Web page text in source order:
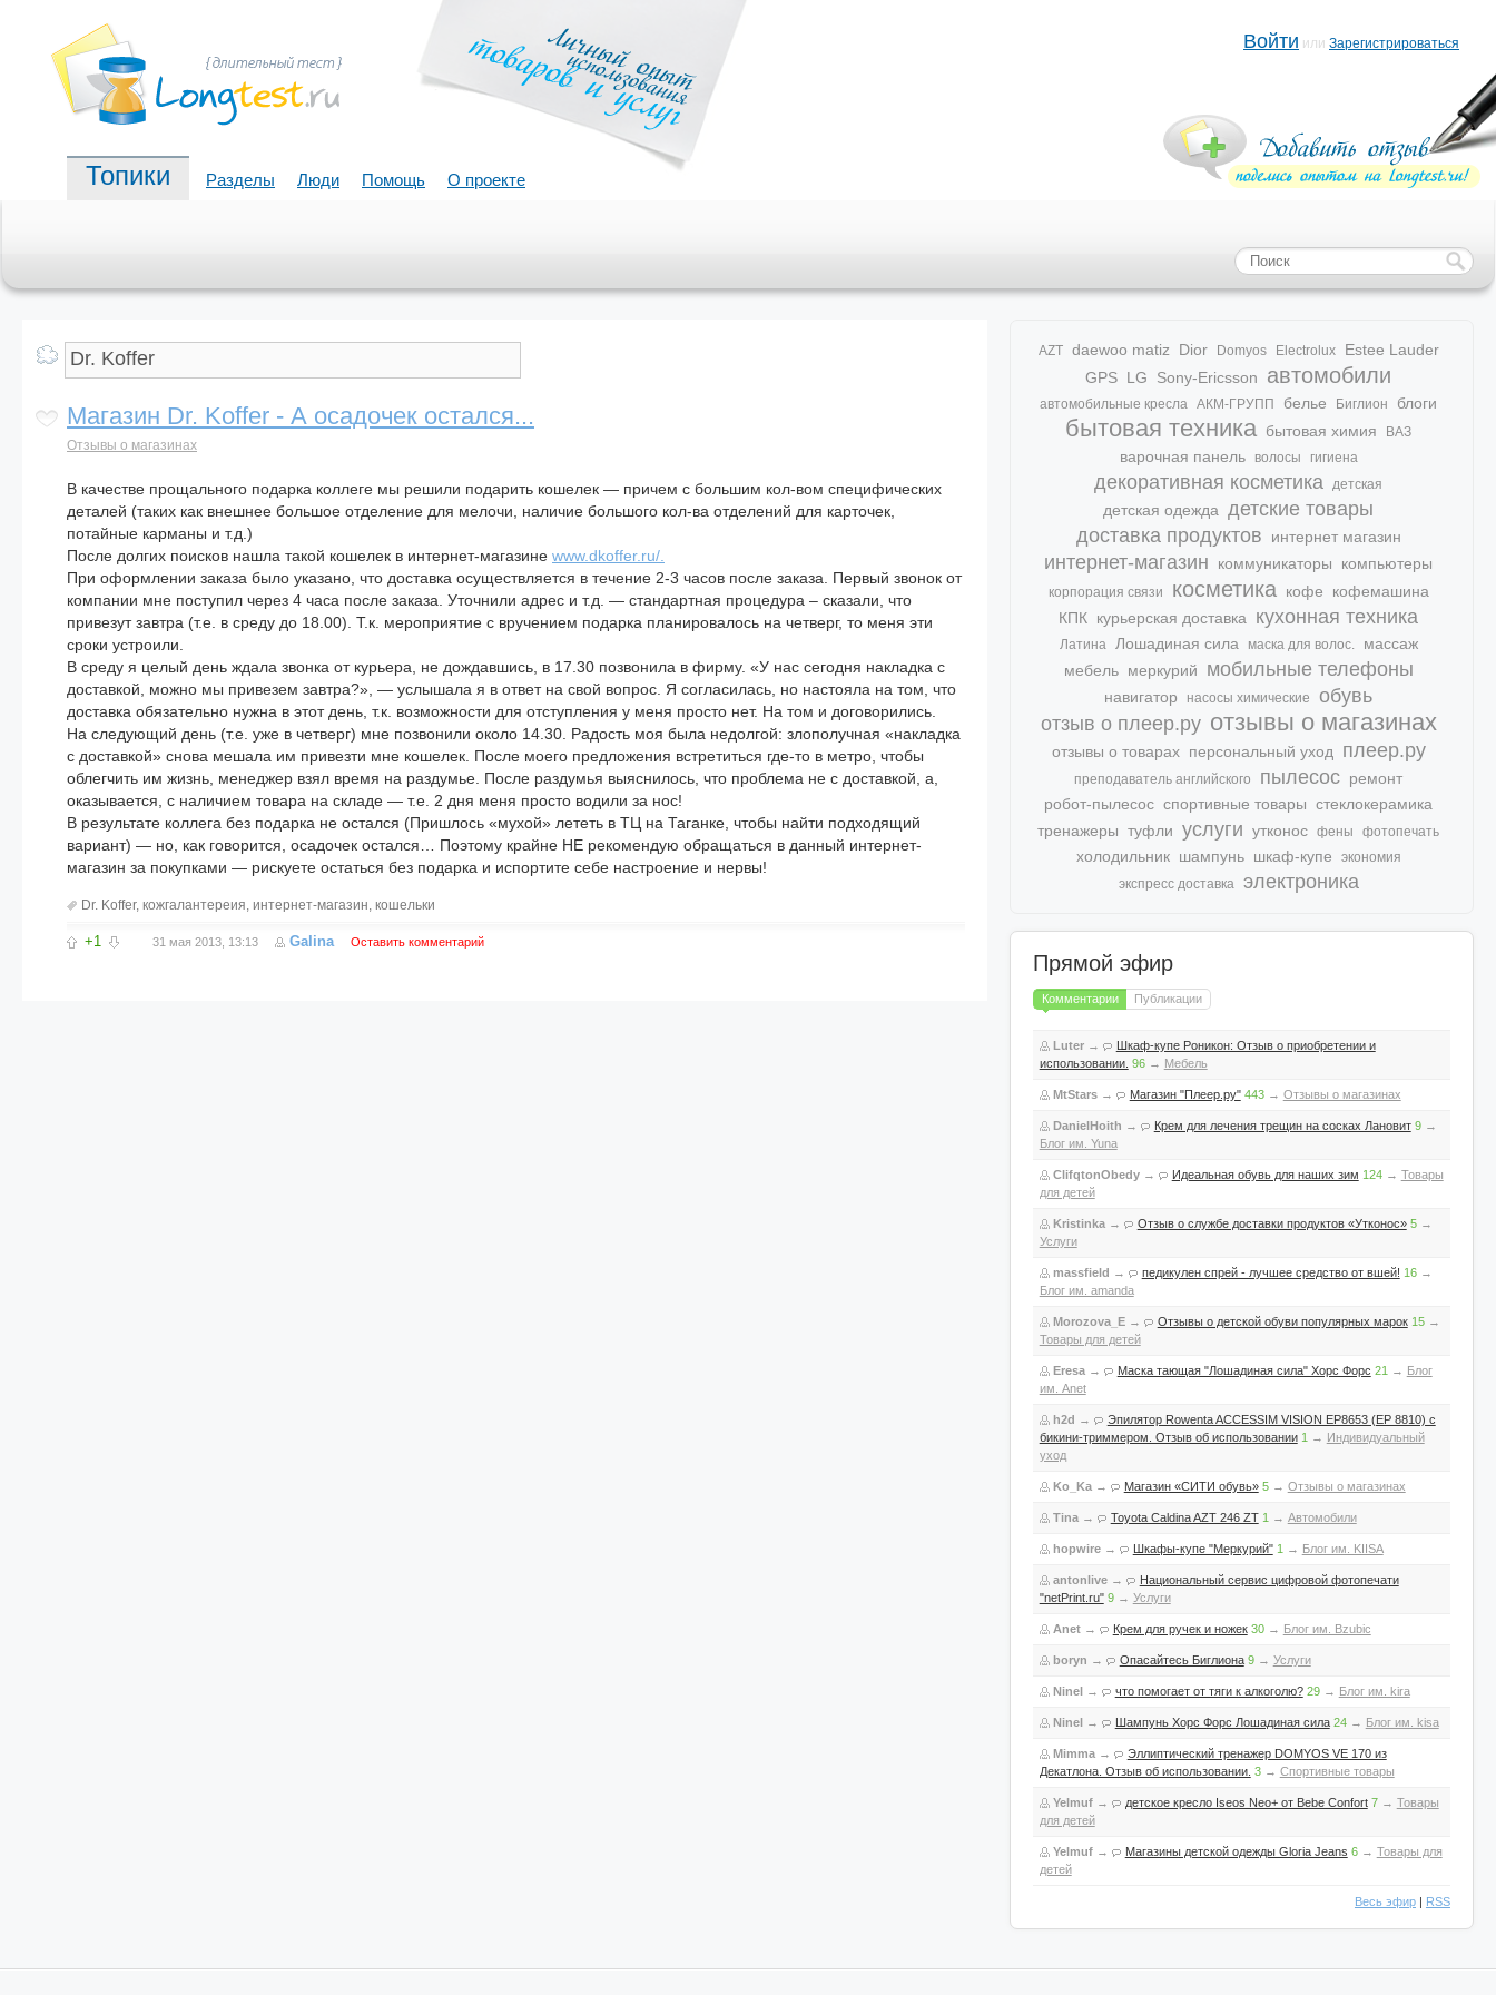
Войти или Зарегистрироваться
Топики Разделы Люди Помощь О проекте
Магазин Dr. Koffer - А осадочек остался...
Отзывы о магазинах
В качестве прощального подарка коллеге мы решили подарить кошелек — причем с большим кол-вом специфических
деталей (таких как внешнее большое отделение для мелочи, наличие большого кол-ва отделений для карточек,
потайные карманы и т.д.)
После долгих поисков нашла такой кошелек в интернет-магазине www.dkoffer.ru/.
При оформлении заказа было указано, что доставка осуществляется в течение 2-3 часов после заказа. Первый звонок от
компании мне поступил через 4 часа после заказа. Уточнили адрес и т.д. — стандартная процедура – сказали, что
привезут завтра (т.е. в среду до 18.00). Т.к. мероприятие с вручением подарка планировалось на четверг, то меня эти
сроки устроили.
В среду я целый день ждала звонка от курьера, не дождавшись, в 17.30 позвонила в фирму. «У нас сегодня накладка с
доставкой, можно мы привезем завтра?», — услышала я в ответ на свой вопрос. Я согласилась, но настояла на том, что
доставка обязательно нужна в этот день, т.к. возможности для отступления у меня просто нет. На том и договорились.
На следующий день (т.е. уже в четверг) мне позвонили около 14.30. Радость моя была недолгой: злополучная «накладка
с доставкой» снова мешала им привезти мне кошелек. После моего предложения встретиться где-то в метро, чтобы
облегчить им жизнь, менеджер взял время на раздумье. После раздумья выяснилось, что проблема не с доставкой, а,
оказывается, с наличием товара на складе — т.е. 2 дня меня просто водили за нос!
В результате коллега без подарка не остался (Пришлось «мухой» лететь в ТЦ на Таганке, чтобы найти подходящий
вариант) — но, как говорится, осадочек остался… Поэтому крайне НЕ рекомендую обращаться в данный интернет-
магазин за покупками — рискуете остаться без подарка и испортите себе настроение и нервы!
Dr. Koffer, кожгалантереия, интернет-магазин, кошельки
+1 31 мая 2013, 13:13 Galina Оставить комментарий
AZT daewoo matiz Dior Domyos Electrolux
Estee Lauder
GPS LG Sony-Ericsson автомобили
автомобильные кресла АКМ-ГРУПП белье Биглион блоги
бытовая техника бытовая химия ВАЗ
варочная панель волосы гигиена
декоративная косметика детская
детская одежда детские товары
доставка продуктов
интернет магазин
интернет-магазин коммуникаторы компьютеры
корпорация связи косметика кофе
кофемашина
КПК курьерская доставка кухонная техника
Латина Лошадиная сила маска для волос.
массаж
мебель меркурий мобильные телефоны
навигатор насосы химические
обувь
отзыв о плеер.ру отзывы о магазинах
отзывы о товарах персональный уход плеер.ру
преподаватель английского пылесос ремонт
робот-пылесос спортивные товары стеклокерамика
тренажеры туфли услуги утконос фены фотопечать
холодильник шампунь шкаф-купе
экономия
экспресс доставка электроника
Прямой эфир
Комментарии Публикации
Luter→
Шкаф-купе Роникон: Отзыв о приобретении и
использовании. 96→ Мебель
MtStars→ Магазин "Плеер.ру" 443→ Отзывы о магазинах
DanielHoith → Крем для лечения трещин на сосках Лановит 9→
Блог им. Yuna
ClifqtonObedy→ Идеальная обувь для наших зим 124→ Товары
для детей
Kristinka→ Отзыв о службе доставки продуктов «Утконос» 5→
Услуги
massfield → педикулен спрей - лучшее средство от вшей! 16→
Блог им. amanda
Morozova_E→ Отзывы о детской обуви популярных марок 15→
Товары для детей
Eresa→ Маска тающая "Лошадиная сила" Хорс Форс 21 → Блог
им. Anet
h2d →
Эпилятор Rowenta ACCESSIM VISION EP8653 (EP 8810) с
бикини-триммером. Отзыв об использовании 1 → Индивидуальный
уход
Ko_Ka→ Магазин «СИТИ обувь» 5→ Отзывы о магазинах
Tina→ Toyota Caldina AZT 246 ZT 1 → Автомобили
hopwire→ Шкафы-купе "Меркурий" 1 → Блог им. KIISA
antonlive→
Национальный сервис цифровой фотопечати
"netPrint.ru" 9→ Услуги
Anet→ Крем для ручек и ножек 30→ Блог им. Bzubic
boryn → Опасайтесь Биглиона 9→ Услуги
Ninel→ что помогает от тяги к алкоголю? 29→ Блог им. kira
Ninel→ Шампунь Хорс Форс Лошадиная сила 24→ Блог им. kisa
Mimma→
Эллиптический тренажер DOMYOS VE 170 из
Декатлона. Отзыв об использовании. 3→ Спортивные товары
Yelmuf→ детское кресло Iseos Neo+ от Bebe Confort 7→ Товары
для детей
Yelmuf→ Магазины детской одежды Gloria Jeans 6→ Товары для
детей
Весь эфир| RSS